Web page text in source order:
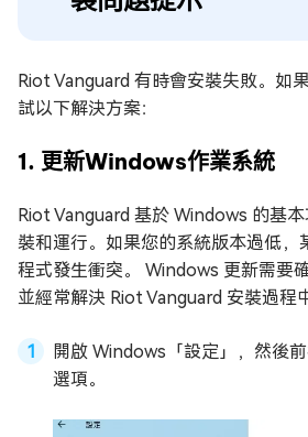
Riot Vanguard 有時會安裝失敗。如
試以下解決方案：
1. 更新Windows作業系統
Riot Vanguard 基於 Windows 的基
裝和運行。如果您的系統版本過低，
程式發生衝突。 Windows 更新需要
並經常解決 Riot Vanguard 安裝過程
開啟 Windows「設定」，然後
選項。